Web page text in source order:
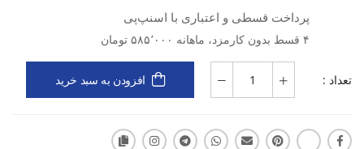
رویه از پارچه‌ی MESH سبک و قابل‌تنفس
زیره‌ی EVA+Rubber با خاصیت ضربه‌گیری بالا
طراحی ارگونومیک و قالب استاندارد
پرداخت قسطی و اعتباری با اسنپ‌پی
۴ قسط بدون کارمزد، ماهانه ۵۸۵٬۰۰۰ تومان
تعداد : افزودن به سبد خرید